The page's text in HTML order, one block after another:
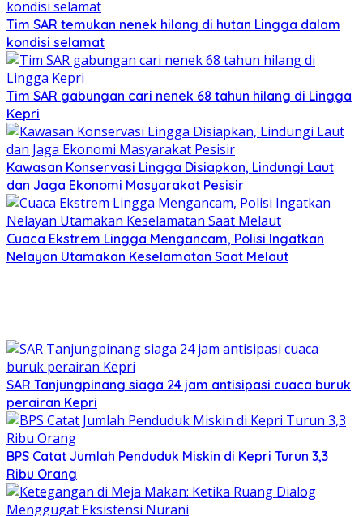
Tim SAR temukan nenek hilang di hutan Lingga dalam
kondisi selamat
Tim SAR gabungan cari nenek 68 tahun hilang di Lingga
Kepri
Kawasan Konservasi Lingga Disiapkan, Lindungi Laut
dan Jaga Ekonomi Masyarakat Pesisir
Cuaca Ekstrem Lingga Mengancam, Polisi Ingatkan
Nelayan Utamakan Keselamatan Saat Melaut
SAR Tanjungpinang siaga 24 jam antisipasi cuaca buruk
perairan Kepri
BPS Catat Jumlah Penduduk Miskin di Kepri Turun 3,3
Ribu Orang